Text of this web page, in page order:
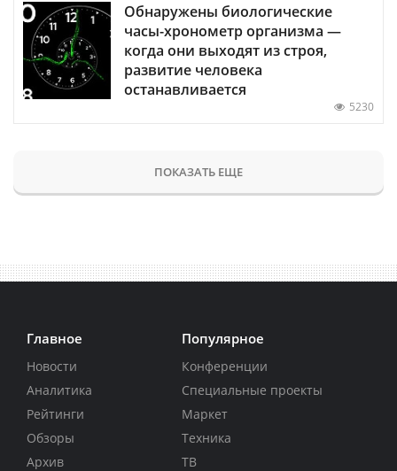
Обнаружены биологические
часы-хронометр организма —
когда они выходят из строя,
развитие человека
останавливается
5230
ПОКАЗАТЬ ЕЩЕ
Главное
Новости
Аналитика
Рейтинги
Обзоры
Архив
Популярное
Конференции
Специальные проекты
Маркет
Техника
ТВ